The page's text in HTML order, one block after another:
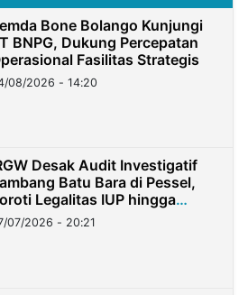
Bone Bolango Kunjungi
BNPG, Dukung Percepatan
Fasilitas Strategis
08/2026 - 14:20
Desak Audit Investigatif
Batu Bara di Pessel,
Legalitas IUP hingga
07/2026 - 20:21